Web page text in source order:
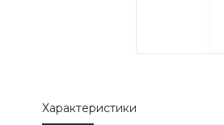
Характеристики